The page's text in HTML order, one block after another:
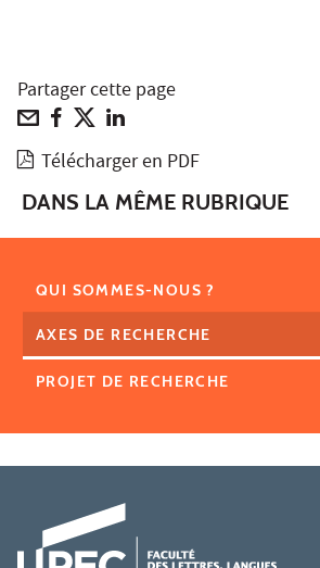
Partager cette page
Télécharger en PDF
DANS LA MÊME RUBRIQUE
QUI SOMMES-NOUS ?
AXES DE RECHERCHE
PROJET DE RECHERCHE